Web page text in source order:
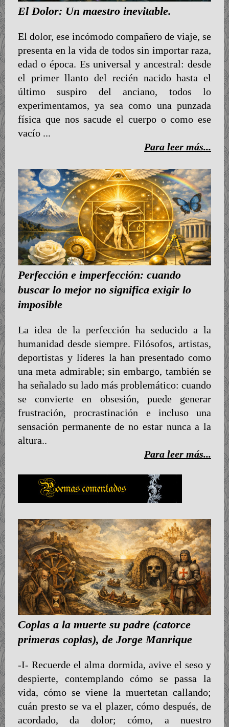
El Dolor: Un maestro inevitable.
El dolor, ese incómodo compañero de viaje, se
presenta en la vida de todos sin importar raza,
edad o época. Es universal y ancestral: desde
el primer llanto del recién nacido hasta el
último suspiro del anciano, todos lo
experimentamos, ya sea como una punzada
física que nos sacude el cuerpo o como ese
vacío ...
Para leer más...
Perfección e imperfección: cuando
buscar lo mejor no significa exigir lo
imposible
La idea de la perfección ha seducido a la
humanidad desde siempre. Filósofos, artistas,
deportistas y líderes la han presentado como
una meta admirable; sin embargo, también se
ha señalado su lado más problemático: cuando
se convierte en obsesión, puede generar
frustración, procrastinación e incluso una
sensación permanente de no estar nunca a la
altura..
Para leer más...
Coplas a la muerte su padre (catorce
primeras coplas), de Jorge Manrique
-I- Recuerde el alma dormida, avive el seso y
despierte, contemplando cómo se passa la
vida, cómo se viene la muertetan callando;
cuán presto se va el plazer, cómo después, de
acordado, da dolor; cómo, a nuestro